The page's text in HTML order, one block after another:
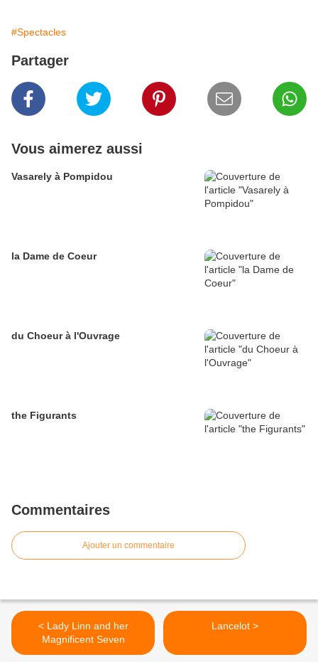
#Spectacles
Partager
Vous aimerez aussi
Vasarely à Pompidou
la Dame de Coeur
du Choeur à l'Ouvrage
the Figurants
Commentaires
Ajouter un commentaire
< Lady Linn and her
Magnificent Seven
Lancelot >